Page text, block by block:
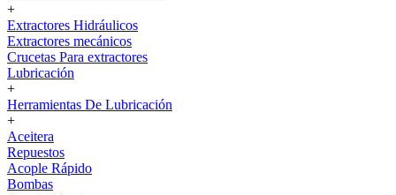
+
Extractores Hidráulicos
Extractores mecánicos
Crucetas Para extractores
Lubricación
+
Herramientas De Lubricación
+
Aceitera
Repuestos
Acople Rápido
Bombas